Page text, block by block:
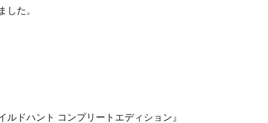
した。
ルドハント コンプリートエディション』